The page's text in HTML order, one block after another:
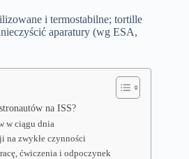
i termostabilne; tortille
aparatury (wg ESA,
na ISS?
w ciągu dnia
na zwykłe czynności
ćwiczenia i odpoczynek